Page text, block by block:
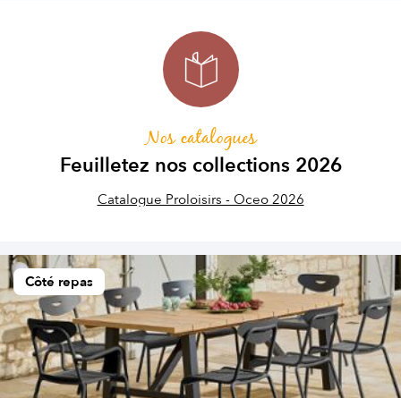
Nos catalogues
Feuilletez nos collections 2026
Catalogue Proloisirs - Oceo 2026
Côté repas